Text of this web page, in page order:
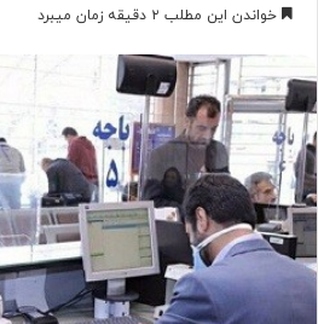
خواندن این مطلب ۲ دقیقه زمان میبرد